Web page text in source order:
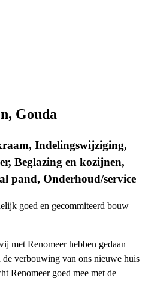
Gouda
Indelingswijziging,
Beglazing en kozijnen,
pand, Onderhoud/service
goed en gecommiteerd bouw
met Renomeer hebben gedaan
de verbouwing van ons nieuwe huis
Renomeer goed mee met de